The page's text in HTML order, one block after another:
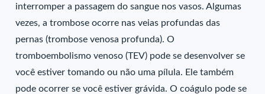
interromper a passagem do sangue nos vasos. Algumas
vezes, a trombose ocorre nas veias profundas das
pernas (trombose venosa profunda). O
tromboembolismo venoso (TEV) pode se desenvolver se
você estiver tomando ou não uma pílula. Ele também
pode ocorrer se você estiver grávida. O coágulo pode se